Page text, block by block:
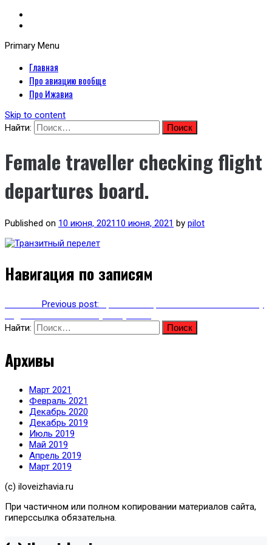
Я люблю ИжАвиа
Primary Menu
Главная
Про авиацию вообще
Про Ижавиа
Skip to content
Найти:
Female traveller checking flight
departures board.
Published on 10 июня, 202110 июня, 2021 by pilot
Навигация по записям
Previous post:
Найти:
Архивы
Март 2021
Февраль 2021
Декабрь 2020
Декабрь 2019
Июль 2019
Май 2019
Апрель 2019
Март 2019
(с) iloveizhavia.ru
При частичном или полном копировании материалов сайта,
гиперссылка обязательна.